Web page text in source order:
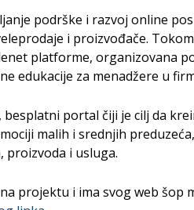
podrške i razvoj online
i proizvođače.
platforme, organizovana
edukacije za menadžere u
portal čiji je cilj da
malih i srednjih
proizvoda i usluga.
projektu i ima svog web šop